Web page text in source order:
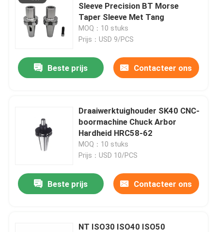
Sleeve Precision BT Morse
Taper Sleeve Met Tang
MOQ：10 stuks
Prijs：USD 9/PCS
Beste prijs Contacteer ons
Draaiwerktuighouder SK40 CNC-
boormachine Chuck Arbor
Hardheid HRC58-62
MOQ：10 stuks
Prijs：USD 10/PCS
Beste prijs Contacteer ons
NT ISO30 ISO40 ISO50